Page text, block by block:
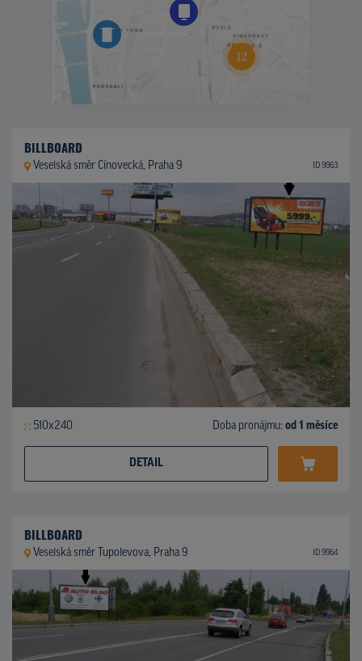
BILLBOARD
Veselská směr Cínovecká, Praha 9 ID 9963
510x240 Doba pronájmu: od 1 měsíce
DETAIL
BILLBOARD
Veselská směr Tupolevova, Praha 9 ID 9964